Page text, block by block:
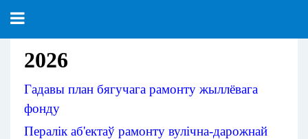
2026
Гадавы план бягучага рамонту жыллёвага
фонду
Пералік аб'ектаў рамонту вулічна-дарожнай